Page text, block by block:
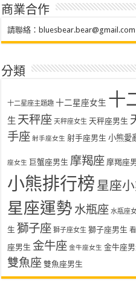
商業合作
請聯絡： bluesbear.bear@gmail.com
分類
十二星座主題趣 十二星座女生 十
生 天秤座 天秤座女生 天秤座男生
手座 射手座女生 射手座男生 小熊愛
座女生 巨蟹座男生 摩羯座 摩羯座
小熊排行榜 星座
星座運勢 水瓶座 水瓶座
生 獅子座 獅子座女生 獅子座男生
座男生 金牛座 金牛座女生 金牛座
雙魚座 雙魚座男生